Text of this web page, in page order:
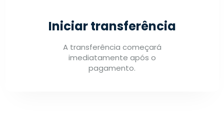
Iniciar transferência
A transferência começará
imediatamente após o
pagamento.